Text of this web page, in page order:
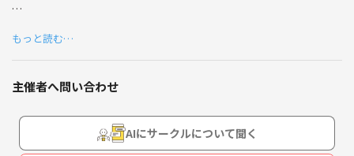
改めて募集いたします。
（コロナの対策等で下方に重要な注意事項ございます。最後までご確認
ください）
当サークルでは
「色んなスポーツを」「いつでもしたい時に」「子供からお年寄りま
で」をモットーに地域一帯で「みんなで楽しめる」スポーツサークルを
もっと読む…
主催者へ問い合わせ
AIにサークルについて聞く